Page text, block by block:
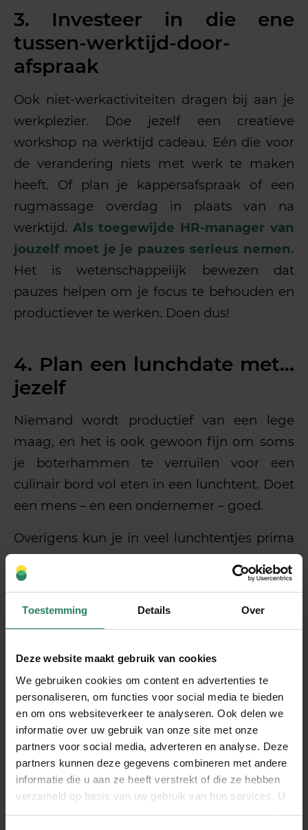
Toestemming Details Over
Deze website maakt gebruik van cookies
We gebruiken cookies om content en advertenties te
personaliseren, om functies voor social media te bieden
en om ons websiteverkeer te analyseren. Ook delen we
informatie over uw gebruik van onze site met onze
partners voor social media, adverteren en analyse. Deze
partners kunnen deze gegevens combineren met andere
informatie die u aan ze heeft verstrekt of die ze hebben
verzameld op basis van uw gebruik van hun services. U
gaat akkoord met onze cookies als u onze website blijft
3. Investeer in die ene
tussen-werktijd-door-
afspraak
Ook niet-werkactiviteiten dragen bij aan je
werkplezier. Doe jezelf een creatieve
workshop na werktijd cadeau. Eén die voor
de verandering niets met werk te maken
heeft. Of plan je kappersafspraak of een
rugmassage overdag in plaats van na
werktijd. Als toegewijde HR-manager van
jouzelf moet je je pauzes serieus nemen.
Het is wetenschappelijk bewezen dat
pauzes helpen om je focus te behouden en
productiever te werken. Doen dus!
4. Plan een lunchdate met…
jezelf
Niemand wordt productief van een lege
maag, en het is ook gewoon fijn om soms
je boterhammen te verruilen voor een
culinair bord vol eten in een lunchtent. Doet
een mens – en een ondernemer – goed.
Overigens kun je in veel lunchtentjes prima
werken. Vaak werkt een nieuwe omgeving
extra inspirerend en scheelt het dat je de
Let wel op: voor de kop koffie of lunchdate
buiten de deur kun je je btw niet opvoeren
als ondernemer.
5. Koop een boeiend boek
Je bent ooit met een reden je bedrijf